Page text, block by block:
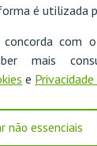
é utilizada
com
mais
e
não essenciais